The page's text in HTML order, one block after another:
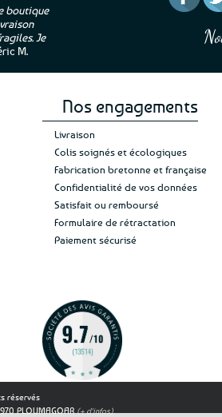
boutique
Je
M.
“Une boutique que je
leur sérieux, des bons et
et une équipe à l’écoute :-)”
Nos engagements
Livraison
Colis soignés et écologiques
Fabrication bretonne et française
Confidentialité de vos données
Satisfait ou remboursé
Formulaire de rétractation
Paiement sécurisé
réservés
PLOUMAGOAR (+ d'infos)